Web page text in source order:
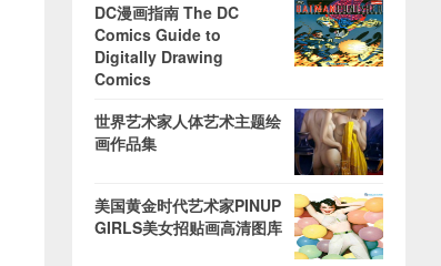
DC漫画指南 The DC
Comics Guide to
Digitally Drawing
Comics
世界艺术家人体艺术主题绘
画作品集
美国黄金时代艺术家PINUP
GIRLS美女招贴画高清图库